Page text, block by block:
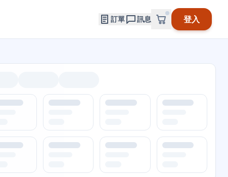
訂單 訊息 登入